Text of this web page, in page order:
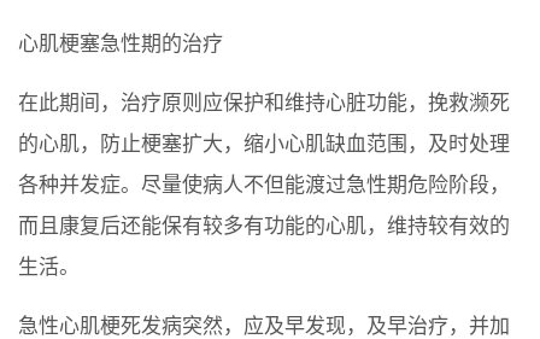
心肌梗塞急性期的治疗
在此期间，治疗原则应保护和维持心脏功能，挽救濒死
的心肌，防止梗塞扩大，缩小心肌缺血范围，及时处理
各种并发症。尽量使病人不但能渡过急性期危险阶段，
而且康复后还能保有较多有功能的心肌，维持较有效的
生活。
急性心肌梗死发病突然，应及早发现，及早治疗，并加